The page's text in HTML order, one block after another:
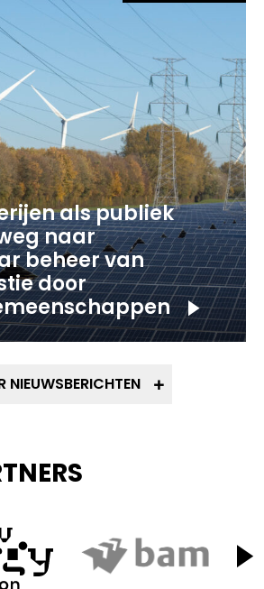
als publiek
naar
beheer van
door
NIEUWSBERICHTEN